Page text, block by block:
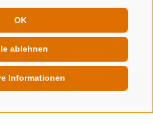
OK
ablehnen
Informationen
Laufenden
QUICKLINKS